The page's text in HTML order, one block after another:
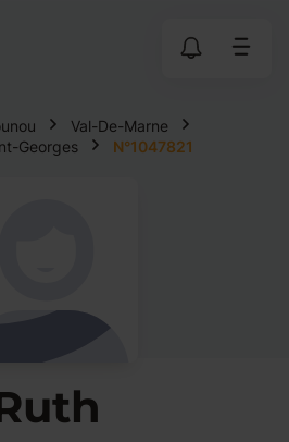
Val-De-Marne
Georges
N°1047821